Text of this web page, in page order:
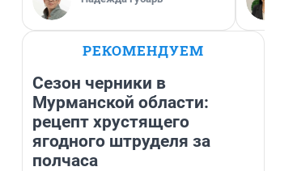
РЕКОМЕНДУЕМ
Сезон черники в
Мурманской области:
рецепт хрустящего
ягодного штруделя за
полчаса